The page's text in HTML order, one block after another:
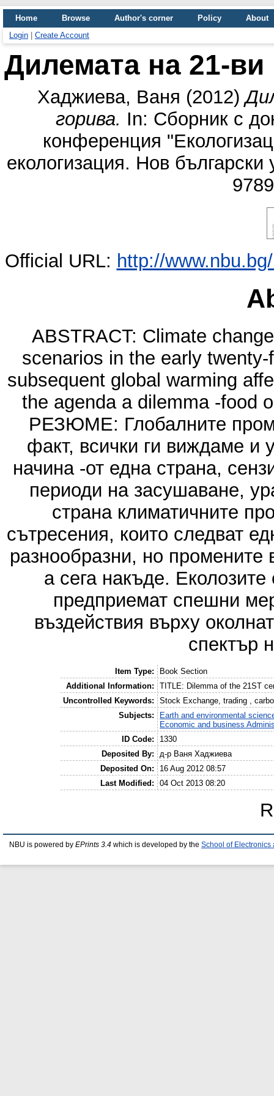
Home Browse Author's corner Policy
About
Login
Create Account
Дилемата на 21-ви
Хаджиева, Ваня (2012)
горива. In: Сборник с
конференция
екологизация. Нов
Official URL: http://
ABSTRACT: Climate
scenarios in the early
subsequent global warming
the agenda a dilemma -food
РЕЗЮМЕ: Глобалните
факт, всички ги виждаме и
начина -от една страна,
периоди на засушаване,
страна климатичните
сътресения, които следват
разнообразни, но промените
а сега накъде.
предприемат спешни
въздействия върху
спектър
Item Type:
Book Section
Additional Information:
TITLE: Dilemma of the 21ST
Uncontrolled Keywords:
Stock Exchange, trading ,
Subjects:
Earth and environmental
Economic and business
ID Code:
1330
Deposited By:
д-р Ваня Хаджиева
Deposited On:
16 Aug 2012 08:57
Last Modified:
04 Oct 2013 08:20
NBU is powered by EPrints 3.4 which is developed by the School of Electronics